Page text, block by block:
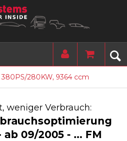
380PS/280KW, 9364 ccm
weniger Verbrauch:
09/2005 - ... FM